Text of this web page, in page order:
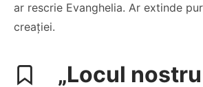
ar rescrie Evanghelia. Ar extinde
creației.
„Locul